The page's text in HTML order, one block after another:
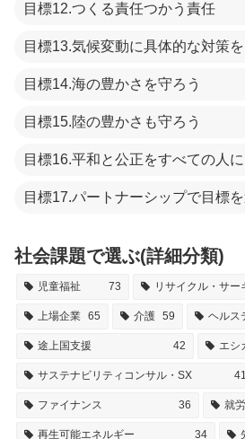
目標12.つくる責任つかう責任
目標13.気候変動に具体的な対策を
目標14.海の豊かさを守ろう
目標15.陸の豊かさも守ろう
目標16.平和と公正をすべての人に
目標17.パートナーシップで目標
社会課題で選ぶ(詳細分類)
児童福祉 73 リサイクル・サー
上場企業 65 介護 59 ヘルス
途上国支援 42 エシ
サステナビリティコンサル・SX 41
ファイナンス 36 就
再生可能エネルギー 34